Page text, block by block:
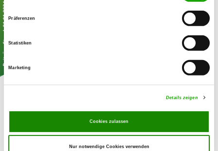
Präferenzen
Statistiken
Marketing
Details zeigen
Cookies zulassen
Nur notwendige Cookies verwenden
Beiträge Stand: 01.01.2024
71,50€
Familienmitglied
30,50€